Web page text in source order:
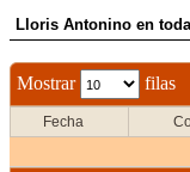
Lloris Antonino en
Mostrar filas
Fecha